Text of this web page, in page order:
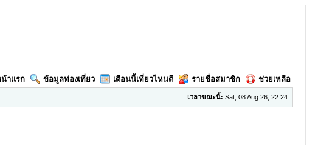
าแรก ข้อมูลท่องเที่ยว เดือนนี้เที่ยวไหนดี รายชื่อสมาชิก ช่วยเหลือ
เวลาขณะนี้: Sat, 08 Aug 26, 22:24